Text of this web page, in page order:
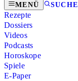
MENÜ SUCHE
Rezepte
Dossiers
Videos
Podcasts
Horoskope
Spiele
E-Paper